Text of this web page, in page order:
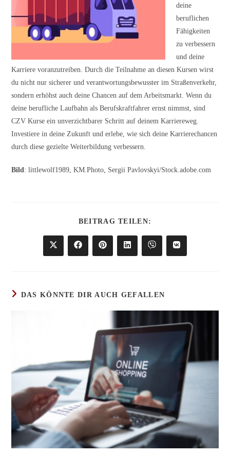
deine
beruflichen
Fähigkeiten
zu verbessern
und deine
Karriere voranzutreiben. Durch die Teilnahme an diesen Kursen wirst
du nicht nur sicherer und verantwortungsbewusster im Straßenverkehr,
sondern erhöhst auch deine Chancen auf dem Arbeitsmarkt. Wenn du
deine berufliche Laufbahn als Berufskraftfahrer ernst nimmst, sind
CZV Kurse ein unverzichtbarer Schritt auf deinem Karriereweg.
Investiere in deine Zukunft und erlebe, wie sich deine Karrierechancen
durch diese gezielte Weiterbildung verbessern.
Bild: littlewolf1989, KM.Photo, Sergii Pavlovskyi/Stock.adobe.com
BEITRAG TEILEN:
TEILEN
Öffnet
in
Öffnet
in
Öffnet
in
Öffnet
in
Öffnet
in
Öffnet
in
DAS KÖNNTE DIR AUCH GEFALLEN